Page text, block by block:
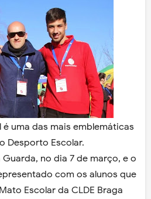
uma das mais emblemáticas
Desporto Escolar.
no dia 7 de março, e o
com os alunos que
Escolar da CLDE Braga